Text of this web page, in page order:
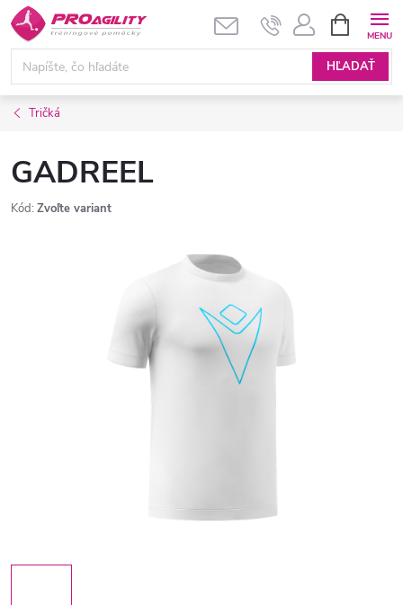
Prejsť
na
obsah
HĽADAŤ
KOŠÍK
Tričká
GADREEL
Kód: Zvoľte variant